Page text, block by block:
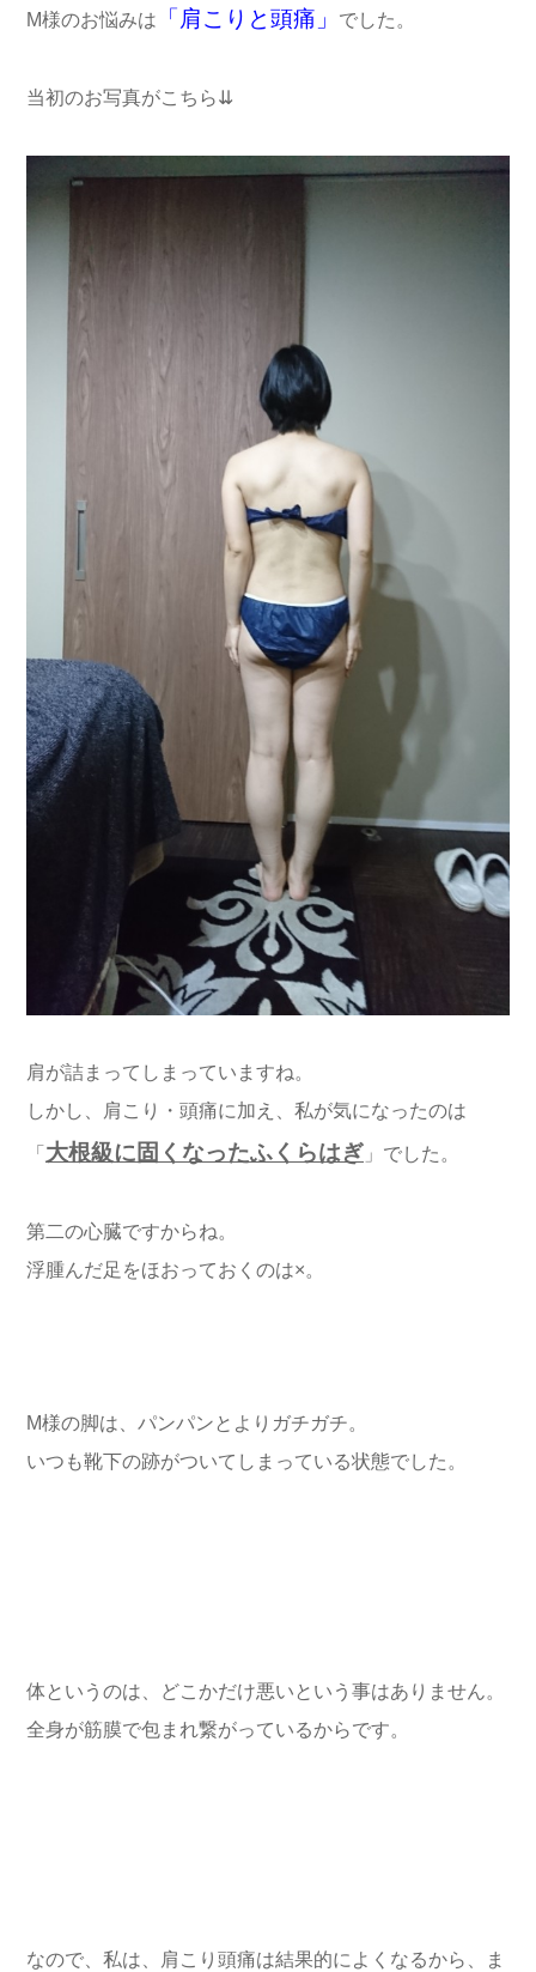
M様のお悩みは 「肩こりと頭痛」 でした。
当初のお写真がこちら⇊
肩が詰まってしまっていますね。
しかし、肩こり・頭痛に加え、私が気になったのは
「 大根級に固くなったふくらはぎ 」でした。
第二の心臓ですからね。
浮腫んだ足をほおっておくのは×。
M様の脚は、パンパンとよりガチガチ。
いつも靴下の跡がついてしまっている状態でした。
体というのは、どこかだけ悪いという事はありません。
全身が筋膜で包まれ繋がっているからです。
なので、私は、肩こり頭痛は結果的によくなるから、ま